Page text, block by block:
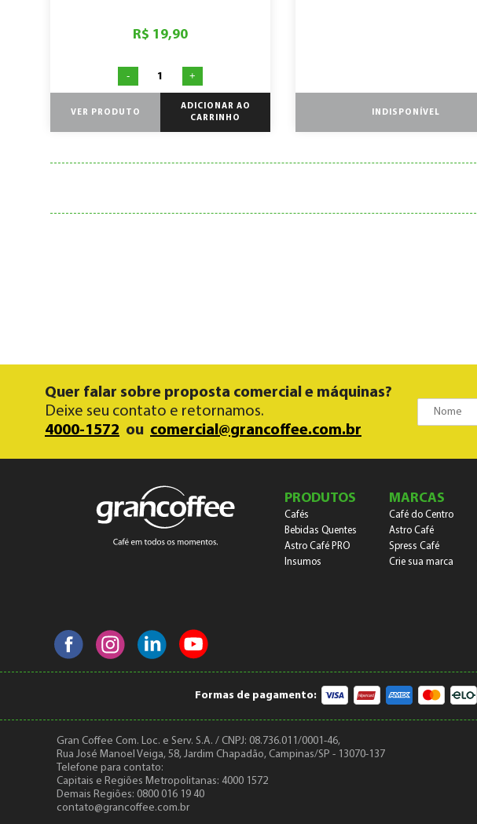
R$ 19,90
- +
VER PRODUTO
ADICIONAR AO
CARRINHO
INDISPONÍVEL
Quer falar sobre proposta comercial e máquinas?
Deixe seu contato e retornamos.
4000-1572 ou comercial@grancoffee.com.br
PRODUTOS
Cafés
Bebidas Quentes
Astro Café PRO
Insumos
MARCAS
Café do Centro
Astro Café
Spress Café
Crie sua marca
Formas de pagamento:
Gran Coffee Com. Loc. e Serv. S.A. / CNPJ: 08.736.011/0001-46,
Rua José Manoel Veiga, 58, Jardim Chapadão, Campinas/SP - 13070-137
Telefone para contato:
Capitais e Regiões Metropolitanas: 4000 1572
Demais Regiões: 0800 016 19 40
contato@grancoffee.com.br